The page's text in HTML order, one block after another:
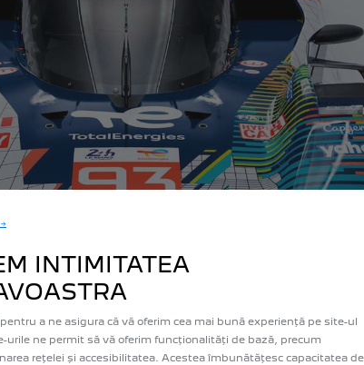
→
INTIMITATEA
a ne asigura că vă oferim cea mai bună experiență pe site-ul
urile ne permit să vă oferim funcționalități de bază, precum
rețelei și accesibilitatea. Acestea îmbunătățesc capacitatea de